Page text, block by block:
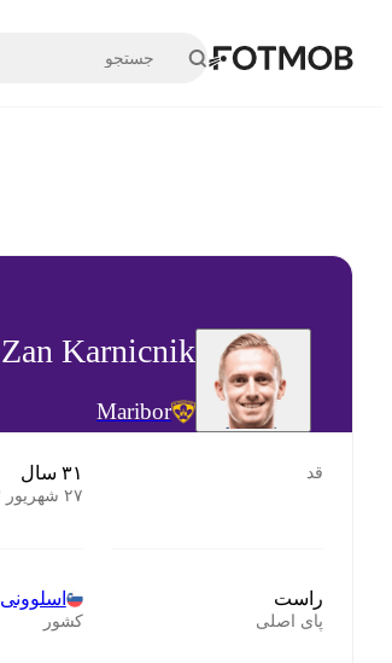
رفتن به محتوای اصلی
Zan Karnicnik
Maribor
قد ۳۱ سال
۲۷ شهریور ۱۳۷۳
راست
پای اصلی
اسلوونی
کشور